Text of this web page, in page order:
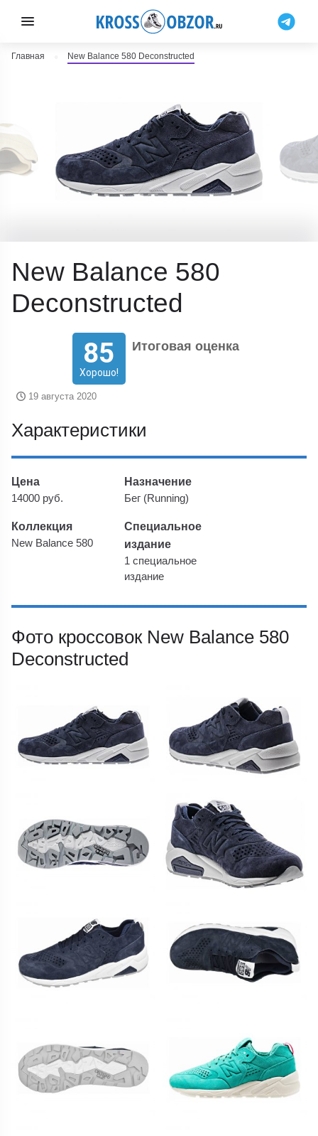
Главная New Balance 580 Deconstructed
New Balance 580
Deconstructed
85
Хорошо!
Итоговая оценка
19 августа 2020
Характеристики
Цена
14000 руб.
Назначение
Бег (Running)
Коллекция
New Balance 580
Специальное
издание
1 специальное
издание
Фото кроссовок New Balance 580
Deconstructed